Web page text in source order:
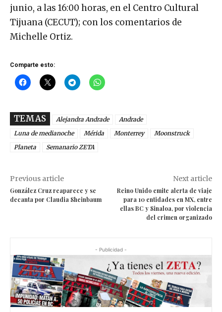
junio, a las 16:00 horas, en el Centro Cultural
Tijuana (CECUT); con los comentarios de
Michelle Ortiz.
Comparte esto:
TEMAS Alejandra Andrade
Andrade
Luna de medianoche
Mérida Monterrey
Moonstruck
Planeta
Semanario ZETA
Previous article
González Cruz reaparece y se
decanta por Claudia Sheinbaum
Next article
Reino Unido emite alerta de viaje
para 10 entidades en MX, entre
ellas BC y Sinaloa, por violencia
del crimen organizado
- Publicidad -